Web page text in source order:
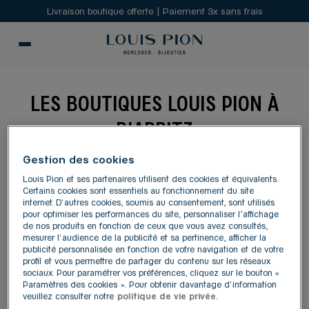
Livraison boutique offerte | Paiement 3x sans frais
LES BOUTIQUES LOUIS PION À
BIARRITZ
MODIFIER
Liste Carte
1
1.26 km
LOUIS PION - CORNER
GALERIES LAFAYETTE
BIARRITZ
Gestion des cookies
Louis Pion et ses partenaires utilisent des cookies et équivalents.
Certains cookies sont essentiels au fonctionnement du site
internet. D'autres cookies, soumis au consentement, sont utilisés
pour optimiser les performances du site, personnaliser l’affichage
de nos produits en fonction de ceux que vous avez consultés,
mesurer l'audience de la publicité et sa pertinence, afficher la
publicité personnalisée en fonction de votre navigation et de votre
profil et vous permettre de partager du contenu sur les réseaux
sociaux. Pour paramétrer vos préférences, cliquez sur le bouton «
Paramètres des cookies ». Pour obtenir davantage d'information
veuillez consulter notre politique de vie privée.